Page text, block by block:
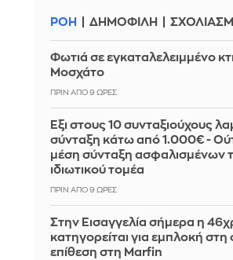
ΡΟΗ ΔΗΜΟΦΙΛΗ
Φωτιά σε εγκαταλελειμμένο
Μοσχάτο
ΠΡΙΝ ΑΠΌ 9 ΏΡΕΣ
Έξι στους 10 συνταξιούχους
σύνταξη κάτω από 1.000€ -
μέση σύνταξη ασφαλισμένων
ιδιωτικού τομέα
ΠΡΙΝ ΑΠΌ 9 ΏΡΕΣ
Στην Εισαγγελία σήμερα η
κατηγορείται για εμπλοκή στη
επίθεση στη Marfin